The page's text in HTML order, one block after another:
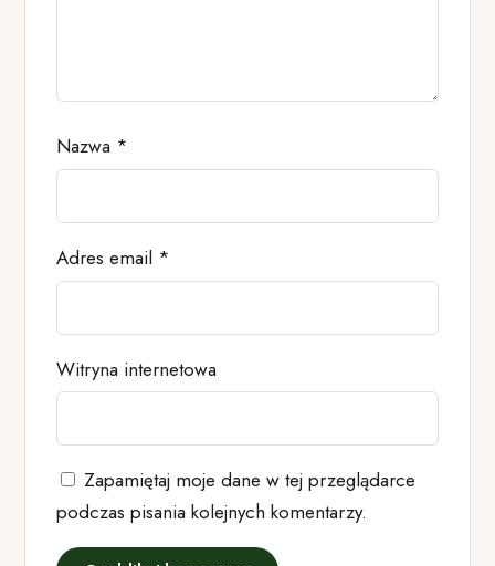
Nazwa *
Adres email *
Witryna internetowa
Zapamiętaj moje dane w tej przeglądarce
podczas pisania kolejnych komentarzy.